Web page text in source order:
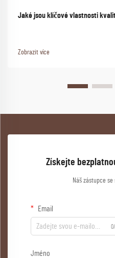
Jaké jsou klíčové vlastnosti
Zobrazit více
Získejte
Náš zástupce
Email
Jméno